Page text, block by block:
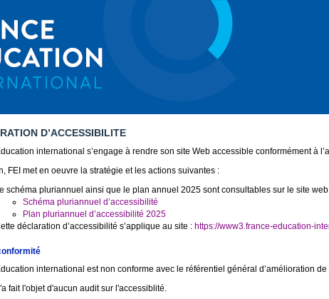
D’ACCESSIBILITE
international s’engage à rendre son site Web accessible conformément à
FEI met en oeuvre la stratégie et les actions suivantes :
schéma pluriannuel ainsi que le plan annuel 2025 sont consultables sur le site web
Schéma pluriannuel d’accessibilité
Plan pluriannuel d’accessibilité 2025
déclaration d’accessibilité s’applique au site : https://www3.france-education-
international est non conforme avec le référentiel général d’amélioration de
fait l'objet d'aucun audit sur l'accessiblité.